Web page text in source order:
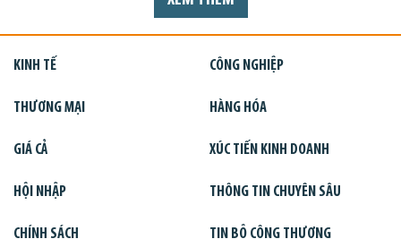
KINH TẾ CÔNG NGHIỆP
THƯƠNG MẠI HÀNG HÓA
GIÁ CẢ XÚC TIẾN KINH DOANH
HỘI NHẬP THÔNG TIN CHUYÊN SÂU
CHÍNH SÁCH TIN BỘ CÔNG THƯƠNG